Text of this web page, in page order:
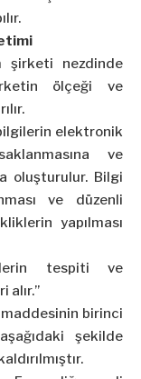
şirketi nezdinde
ölçeği ve
elektronik
ve
oluşturulur. Bilgi
ve düzenli
yapılması
tespiti ve
alır.”
maddesinin birinci
şekilde